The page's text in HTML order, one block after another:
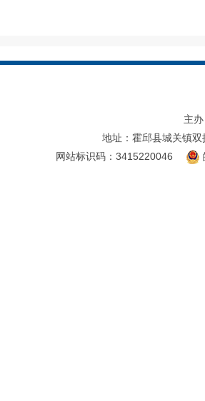
主
地址：霍邱县城关镇双
网站标识码：3415220046